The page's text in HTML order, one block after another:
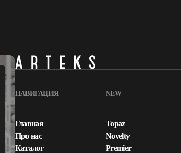
НАВИГАЦИЯ
Главная
Про нас
Каталог
NEW
Topaz
Novelty
Premier